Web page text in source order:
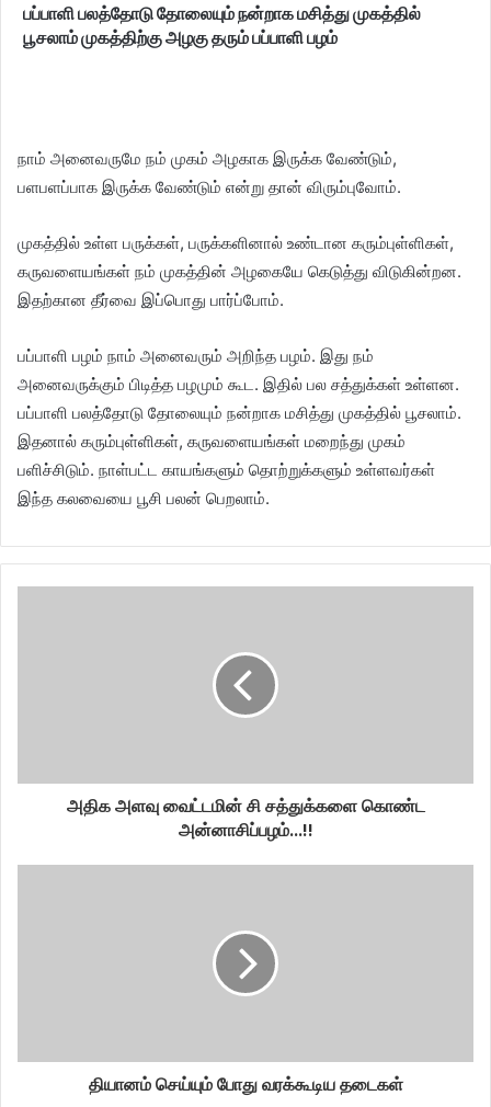
பப்பாளி பலத்தோடு தோலையும் நன்றாக மசித்து முகத்தில்
பூசலாம் முகத்திற்கு அழகு தரும் பப்பாளி பழம்
நாம் அனைவருமே நம் முகம் அழகாக இருக்க வேண்டும்,
பளபளப்பாக இருக்க வேண்டும் என்று தான் விரும்புவோம்.
முகத்தில் உள்ள பருக்கள், பருக்களினால் உண்டான கரும்புள்ளிகள்,
கருவளையங்கள் நம் முகத்தின் அழகையே கெடுத்து விடுகின்றன.
இதற்கான தீர்வை இப்பொது பார்ப்போம்.
பப்பாளி பழம் நாம் அனைவரும் அறிந்த பழம். இது நம்
அனைவருக்கும் பிடித்த பழமும் கூட. இதில் பல சத்துக்கள் உள்ளன.
பப்பாளி பலத்தோடு தோலையும் நன்றாக மசித்து முகத்தில் பூசலாம்.
இதனால் கரும்புள்ளிகள், கருவளையங்கள் மறைந்து முகம்
பளிச்சிடும். நாள்பட்ட காயங்களும் தொற்றுக்களும் உள்ளவர்கள்
இந்த கலவையை பூசி பலன் பெறலாம்.
அதிக அளவு வைட்டமின் சி சத்துக்களை கொண்ட
அன்னாசிப்பழம்...!!
தியானம் செய்யும் போது வரக்கூடிய தடைகள்